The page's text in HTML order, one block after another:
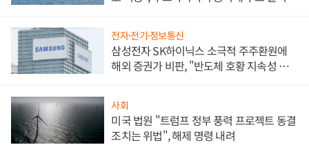
전자·전기·정보통신
삼성전자 SK하이닉스 소극적 주주환원에
해외 증권가 비판, "반도체 호황 지속성 의
사회
미국 법원 "트럼프 정부 풍력 프로젝트 동결
조치는 위법", 해제 명령 내려